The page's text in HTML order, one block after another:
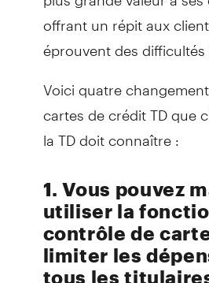
offrant un répit aux
éprouvent des difficultés
Voici quatre
cartes de crédit TD que
la TD doit connaître :
1. Vous pouvez
utiliser la
contrôle de
limiter les
tous les